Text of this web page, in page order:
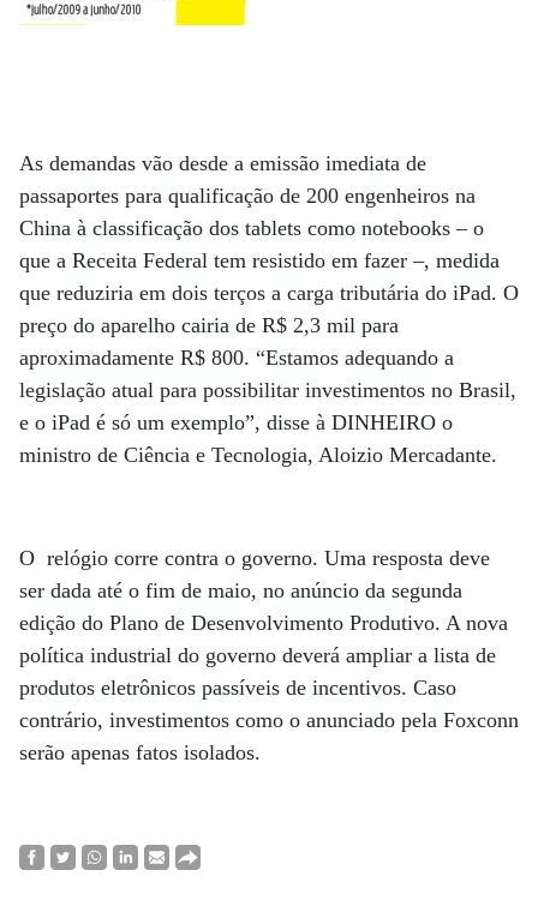
As demandas vão desde a emissão imediata de
passaportes para qualificação de 200 engenheiros na
China à classificação dos tablets como notebooks – o
que a Receita Federal tem resistido em fazer –, medida
que reduziria em dois terços a carga tributária do iPad. O
preço do aparelho cairia de R$ 2,3 mil para
aproximadamente R$ 800. “Estamos adequando a
legislação atual para possibilitar investimentos no Brasil,
e o iPad é só um exemplo”, disse à DINHEIRO o
ministro de Ciência e Tecnologia, Aloizio Mercadante.
O relógio corre contra o governo. Uma resposta deve
ser dada até o fim de maio, no anúncio da segunda
edição do Plano de Desenvolvimento Produtivo. A nova
política industrial do governo deverá ampliar a lista de
produtos eletrônicos passíveis de incentivos. Caso
contrário, investimentos como o anunciado pela Foxconn
serão apenas fatos isolados.